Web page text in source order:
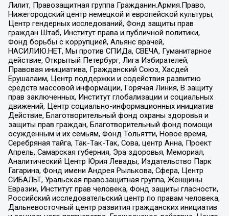
Лилит, Правозащитная группа Гражданин.Армия.Право,
Нижегородский центр немецкой и европейской культуры,
Центр гендерных исследований, Фонд защиты прав
граждан Штаб, Институт права и публичной политики,
Фонд борьбы с коррупцией, Альянс врачей,
НАСИЛИЮ.НЕТ, Мы против СПИДа, СВЕЧА, Гуманитарное
действие, Открытый Петербург, Лига Избирателей,
Правовая инициатива, Гражданский Союз, Хасдей
Ерушалаим, Центр поддержки и содействия развитию
средств массовой информации, Горячая Линия, В защиту
прав заключенных, Институт глобализации и социальных
движений, Центр социально-информационных инициатив
Действие, Благотворительный фонд охраны здоровья и
защиты прав граждан, Благотворительный фонд помощи
осужденным и их семьям, Фонд Тольятти, Новое время,
Серебряная тайга, Так-Так-Так, Сова, центр Анна, Проект
Апрель, Самарская губерния, Эра здоровья, Мемориал,
Аналитический Центр Юрия Левады, Издательство Парк
Гагарина, Фонд имени Андрея Рылькова, Сфера, Центр
СИБАЛЬТ, Уральская правозащитная группа, Женщины
Евразии, Институт прав человека, Фонд защиты гласности,
Российский исследовательский центр по правам человека,
Дальневосточный центр развития гражданских инициатив